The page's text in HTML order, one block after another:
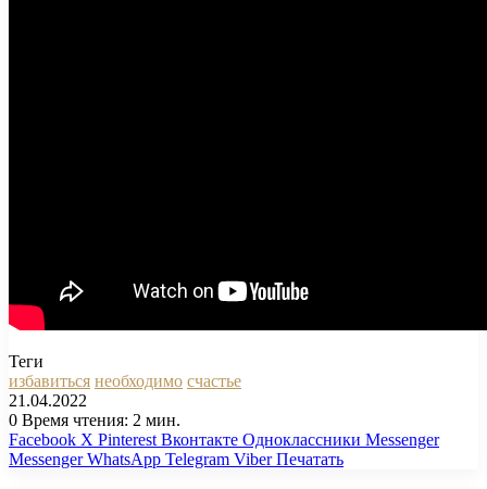
Теги
избавиться необходимо счастье
21.04.2022
0 Время чтения: 2 мин.
Facebook X Pinterest Вконтакте Одноклассники Messenger
Messenger WhatsApp Telegram Viber Печатать